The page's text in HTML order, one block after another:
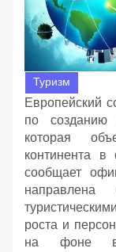
Туризм
Европейский
по созданию
которая
континента
сообщает
роста и
на фоне